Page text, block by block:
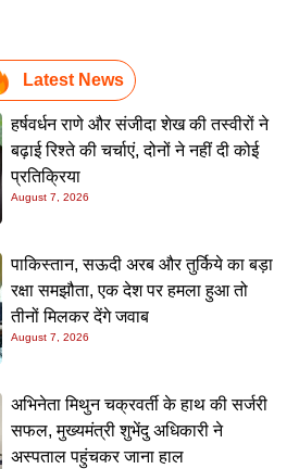
Latest News
हर्षवर्धन राणे और संजीदा शेख की तस्वीरों ने
बढ़ाई रिश्ते की चर्चाएं, दोनों ने नहीं दी कोई
प्रतिक्रिया
August 7, 2026
पाकिस्तान, सऊदी अरब और तुर्किये का बड़ा
रक्षा समझौता, एक देश पर हमला हुआ तो
तीनों मिलकर देंगे जवाब
August 7, 2026
अभिनेता मिथुन चक्रवर्ती के हाथ की सर्जरी
सफल, मुख्यमंत्री शुभेंदु अधिकारी ने
अस्पताल पहुंचकर जाना हाल